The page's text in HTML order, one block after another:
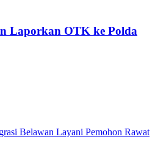
Laporkan OTK ke Polda
Belawan Layani Pemohon Rawat